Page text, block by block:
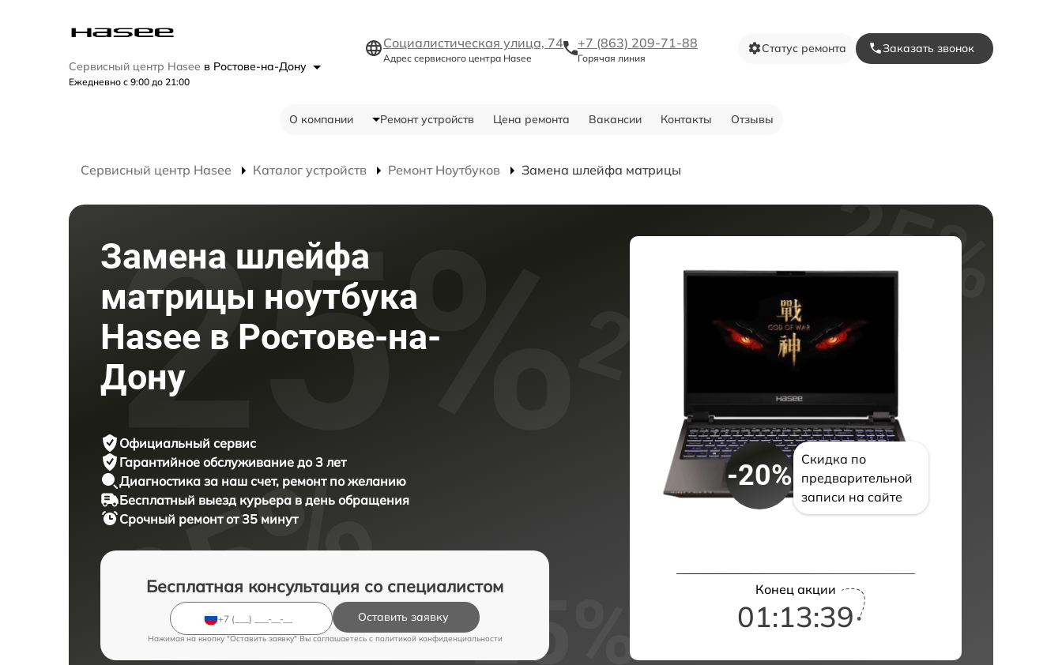
Сервисный центр Hasee в Ростове-на-Дону
Ежедневно с 9:00 до 21:00
Социалистическая улица, 74
Адрес сервисного центра Hasee
+7 (863) 209-71-88
Горячая линия
Статус ремонта Заказать звонок
О компании Ремонт устройств Цена ремонта Вакансии Контакты Отзывы
Сервисный центр Hasee Каталог устройств Ремонт Ноутбуков Замена шлейфа матрицы
Замена шлейфа
матрицы ноутбука
Hasee в Ростове-на-
Дону
Официальный сервис
Гарантийное обслуживание до 3 лет
Диагностика за наш счет, ремонт по желанию
Бесплатный выезд курьера в день обращения
Срочный ремонтот 35 минут
Бесплатная консультация со специалистом
Оставить заявку
Нажимая на кнопку "Оставить заявку" Вы соглашаетесь c политикой конфиденциальности
-20%
Скидка по
предварительной
записи на сайте
Конец акции
01:13:38